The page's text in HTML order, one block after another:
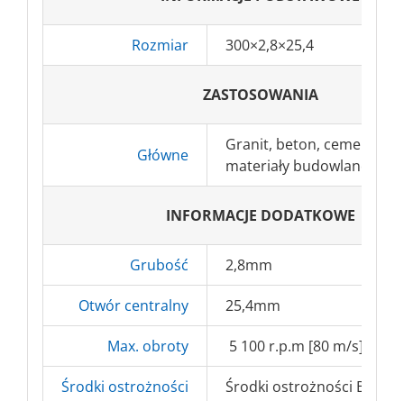
Rozmiar 300×2,8×25,4
ZASTOSOWANIA
Główne
Granit, beton, cement
materiały budowlane
INFORMACJE DODATKOWE
Grubość 2,8mm
Otwór centralny 25,4mm
Max. obroty 5 100 r.p.m [80 m/s]
Środki ostrożności Środki ostrożności BHP